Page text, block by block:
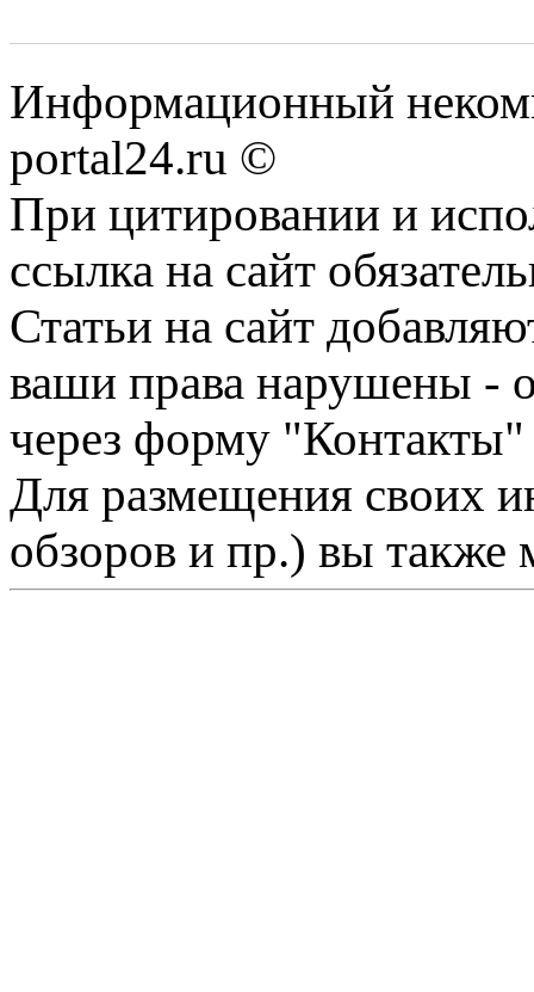
Информационный
portal24.ru ©
При цитировании и
ссылка на сайт
Статьи на сайт
ваши права нарушены -
через форму "Контакты"
Для размещения своих
обзоров и пр.) вы также